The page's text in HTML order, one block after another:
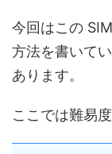
今回はこの
方法を書いて
あります。
ここでは難易